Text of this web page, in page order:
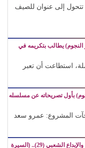
تتحول إلى عنوان للصيف
يطالب بتكريمه في
استطاعت أن تعبر
بأول تصريحاته عن مسلسله
المشروع: عمرو سعد
كمال زغلول يكتب: البنية الثقافية والإبداع الشعبي (29).. (السيرة